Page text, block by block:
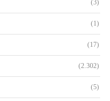
(3)
(1)
(17)
(2.302)
(5)